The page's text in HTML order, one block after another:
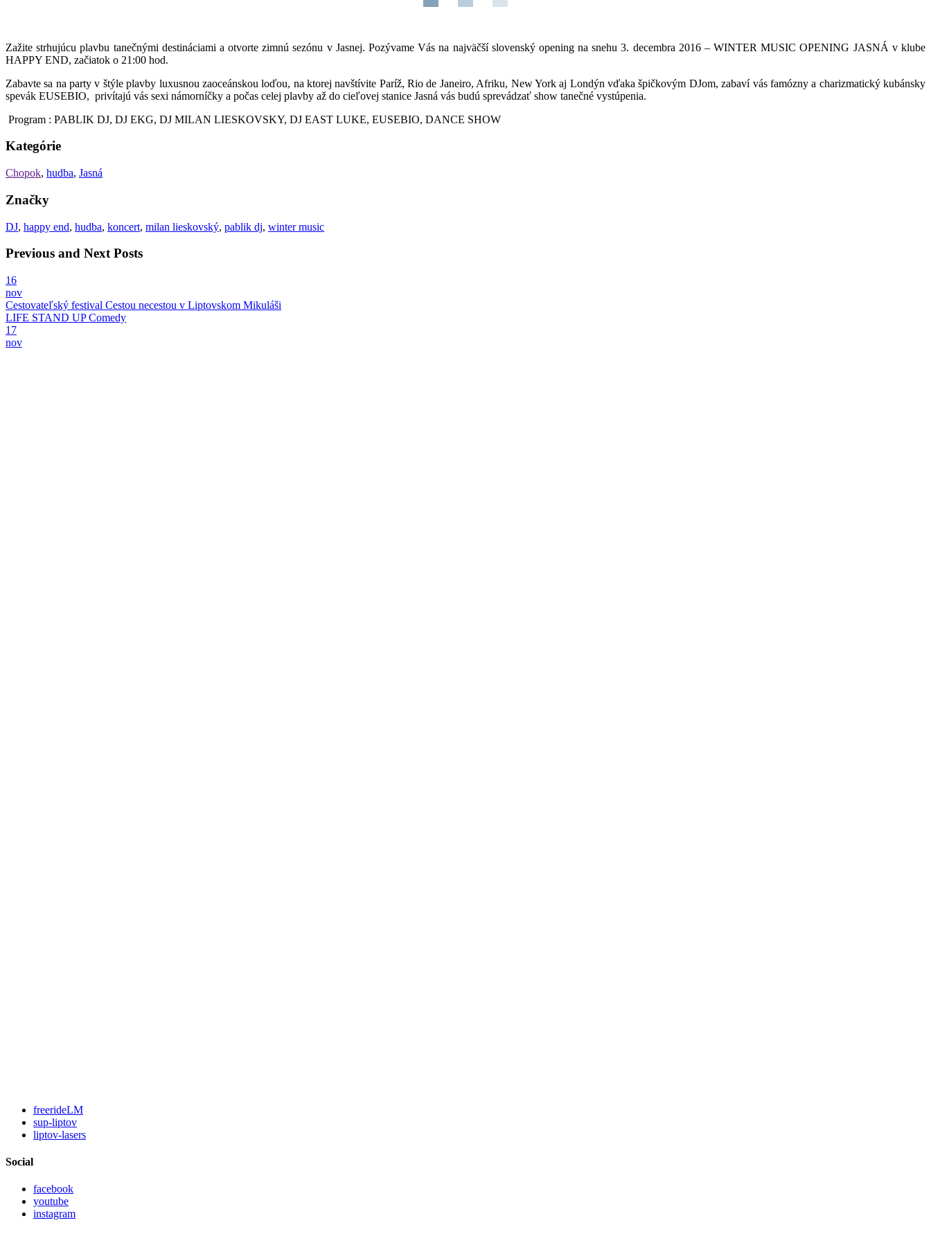
Zažite strhujúcu plavbu tanečnými destináciami a otvorte zimnú sezónu v Jasnej. Pozývame Vás na najväčší slovenský opening na snehu 3. decembra 2016 – WINTER MUSIC OPENING JASNÁ v klube
HAPPY END, začiatok o 21:00 hod.
Zabavte sa na party v štýle plavby luxusnou zaoceánskou loďou, na ktorej navštívite Paríž, Rio de Janeiro, Afriku, New York aj Londýn vďaka špičkovým DJom, zabaví vás famózny a charizmatický kubánsky
spevák EUSEBIO, privítajú vás sexi námorníčky a počas celej plavby až do cieľovej stanice Jasná vás budú sprevádzať show tanečné vystúpenia.
Program : PABLIK DJ, DJ EKG, DJ MILAN LIESKOVSKY, DJ EAST LUKE, EUSEBIO, DANCE SHOW
Kategórie
Chopok, hudba, Jasná
Značky
DJ, happy end, hudba, koncert, milan lieskovský, pablik dj, winter music
Previous and Next Posts
16
nov
Cestovateľský festival Cestou necestou v Liptovskom Mikuláši
LIFE STAND UP Comedy
17
nov
freerideLM
sup-liptov
liptov-lasers
Social
facebook
youtube
instagram